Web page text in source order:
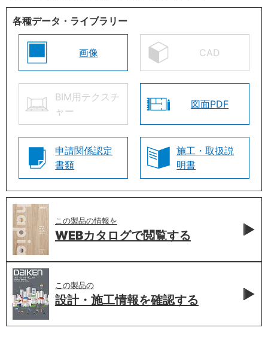
各種データ・ライブラリー
画像 CAD
BIM用テクスチ
ャー
図面PDF
申請関係認定
書類
施工・取扱説
明書
この製品の情報を
WEBカタログで閲覧する
この製品の
設計・施工情報を確認する